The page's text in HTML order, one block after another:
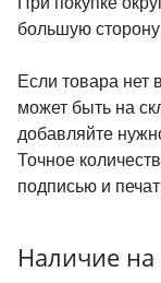
большую
Если товара нет
может быть на
добавляйте
Точное
подписью и
Наличие на